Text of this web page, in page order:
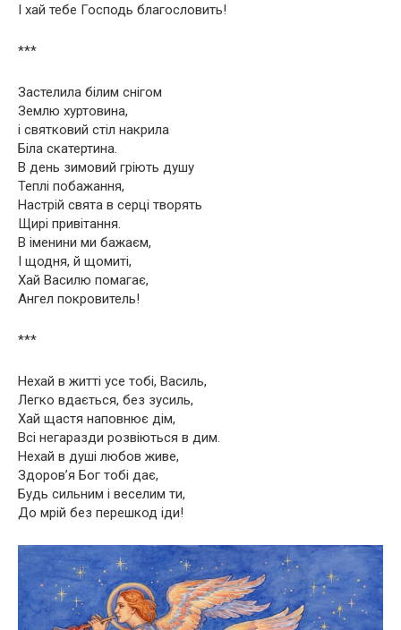
І хай тебе Господь благословить!
***
Застелила білим снігом
Землю хуртовина,
і святковий стіл накрила
Біла скатертина.
В день зимовий гріють душу
Теплі побажання,
Настрій свята в серці творять
Щирі привітання.
В іменини ми бажаєм,
І щодня, й щомиті,
Хай Василю помагає,
Ангел покровитель!
***
Нехай в житті усе тобі, Василь,
Легко вдається, без зусиль,
Хай щастя наповнює дім,
Всі негаразди розвіються в дим.
Нехай в душі любов живе,
Здоров’я Бог тобі дає,
Будь сильним і веселим ти,
До мрій без перешкод іди!